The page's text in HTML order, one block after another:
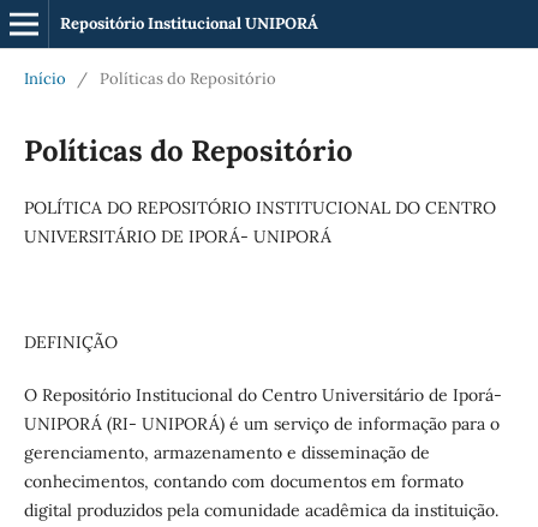
Repositório Institucional UNIPORÁ
Início / Políticas do Repositório
Políticas do Repositório
POLÍTICA DO REPOSITÓRIO INSTITUCIONAL DO CENTRO
UNIVERSITÁRIO DE IPORÁ- UNIPORÁ
DEFINIÇÃO
O Repositório Institucional do Centro Universitário de Iporá-
UNIPORÁ(RI- UNIPORÁ) é um serviço de informação para o
gerenciamento, armazenamento e disseminação de
conhecimentos, contando com documentos em formato
digital produzidos pela comunidade acadêmica da instituição.